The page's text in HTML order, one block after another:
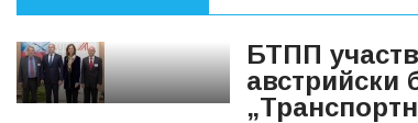
БТПП
австрийски